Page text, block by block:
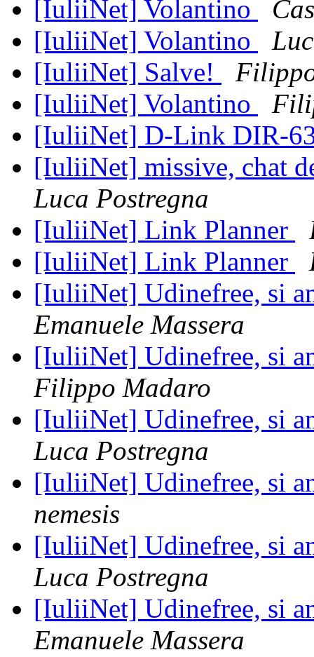
[IuliiNet] Volantino
[IuliiNet] Volantino
[IuliiNet] Salve!
[IuliiNet] Volantino
[IuliiNet] D-Link DIR-
[IuliiNet] missive, chat
Luca Postregna
[IuliiNet] Link Planner
[IuliiNet] Link Planner
[IuliiNet] Udinefree, si
Emanuele Massera
[IuliiNet] Udinefree, si
Filippo Madaro
[IuliiNet] Udinefree, si
Luca Postregna
[IuliiNet] Udinefree, si
nemesis
[IuliiNet] Udinefree, si
Luca Postregna
[IuliiNet] Udinefree, si
Emanuele Massera